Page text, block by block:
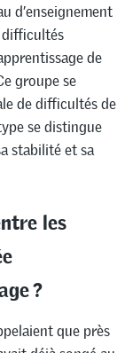
d’enseignement
difficultés
de
groupe se
de difficultés de
se distingue
stabilité et sa
les
?
que près